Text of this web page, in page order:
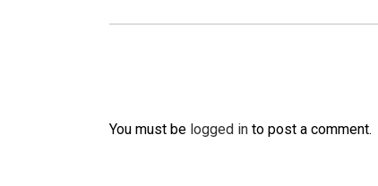
You must be logged in to post a comment.